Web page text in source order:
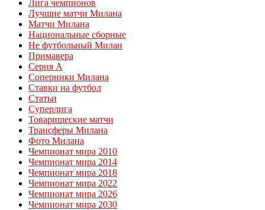
Лига чемпионов
Лучшие матчи Милана
Матчи Милана
Национальные сборные
Не футбольный Милан
Примавера
Серия А
Соперники Милана
Ставки на футбол
Статьи
Суперлига
Товарищеские матчи
Трансферы Милана
Фото Милана
Чемпионат мира 2010
Чемпионат мира 2014
Чемпионат мира 2018
Чемпионат мира 2022
Чемпионат мира 2026
Чемпионат мира 2030